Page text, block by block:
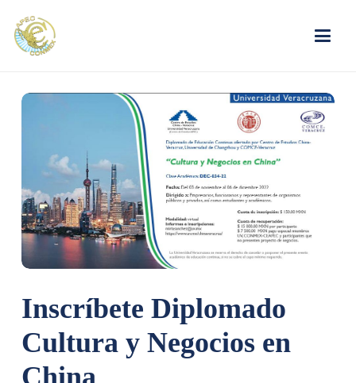
Inscríbete Diplomado
Cultura y Negocios en